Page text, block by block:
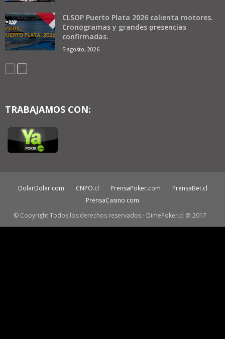
CLSOP Puerto Plata 2026 calienta motores.
Cronogramas y grandes presencias
confirmadas.
5 agosto, 2026
TRABAJAMOS CON:
DolarDolar.com CNPO.cl PrensaPoker.com
PrensaBet.cl
PrensaCasino.com
© Copyright Todos los derechos reservados - DimePoker.cl @ 2017